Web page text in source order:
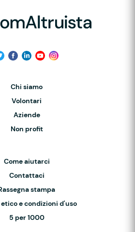
Chi siamo
Volontari
Aziende
Non profit
Come aiutarci
Contattaci
stampa
e condizioni d'uso
5 per 1000